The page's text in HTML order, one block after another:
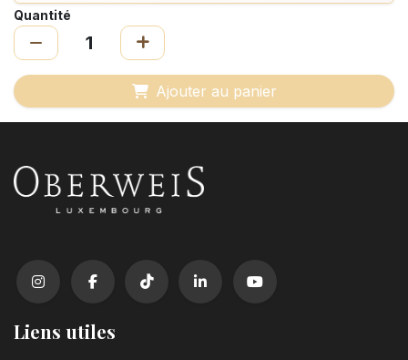
Quantité
Ajouter au panier
Liens utiles